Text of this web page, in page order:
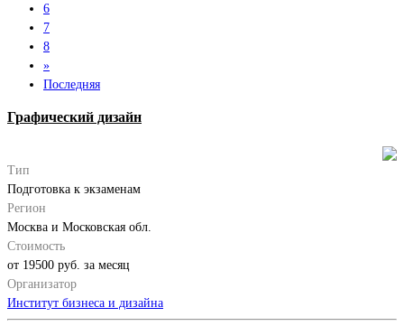
6
7
8
»
Последняя
Графический дизайн
Тип
Подготовка к экзаменам
Регион
Москва и Московская обл.
Стоимость
от 19500 руб. за месяц
Организатор
Институт бизнеса и дизайна